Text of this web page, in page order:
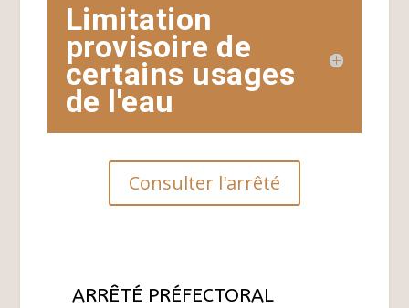
Limitation
provisoire de
certains usages
de l'eau
Consulter l'arrêté
ARRÊTÉ PRÉFECTORAL